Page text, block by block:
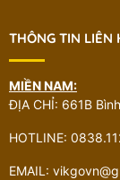
THÔNG TIN LIÊN
MIỀN NAM:
ĐỊA CHỈ: 661B
HOTLINE:
EMAIL: